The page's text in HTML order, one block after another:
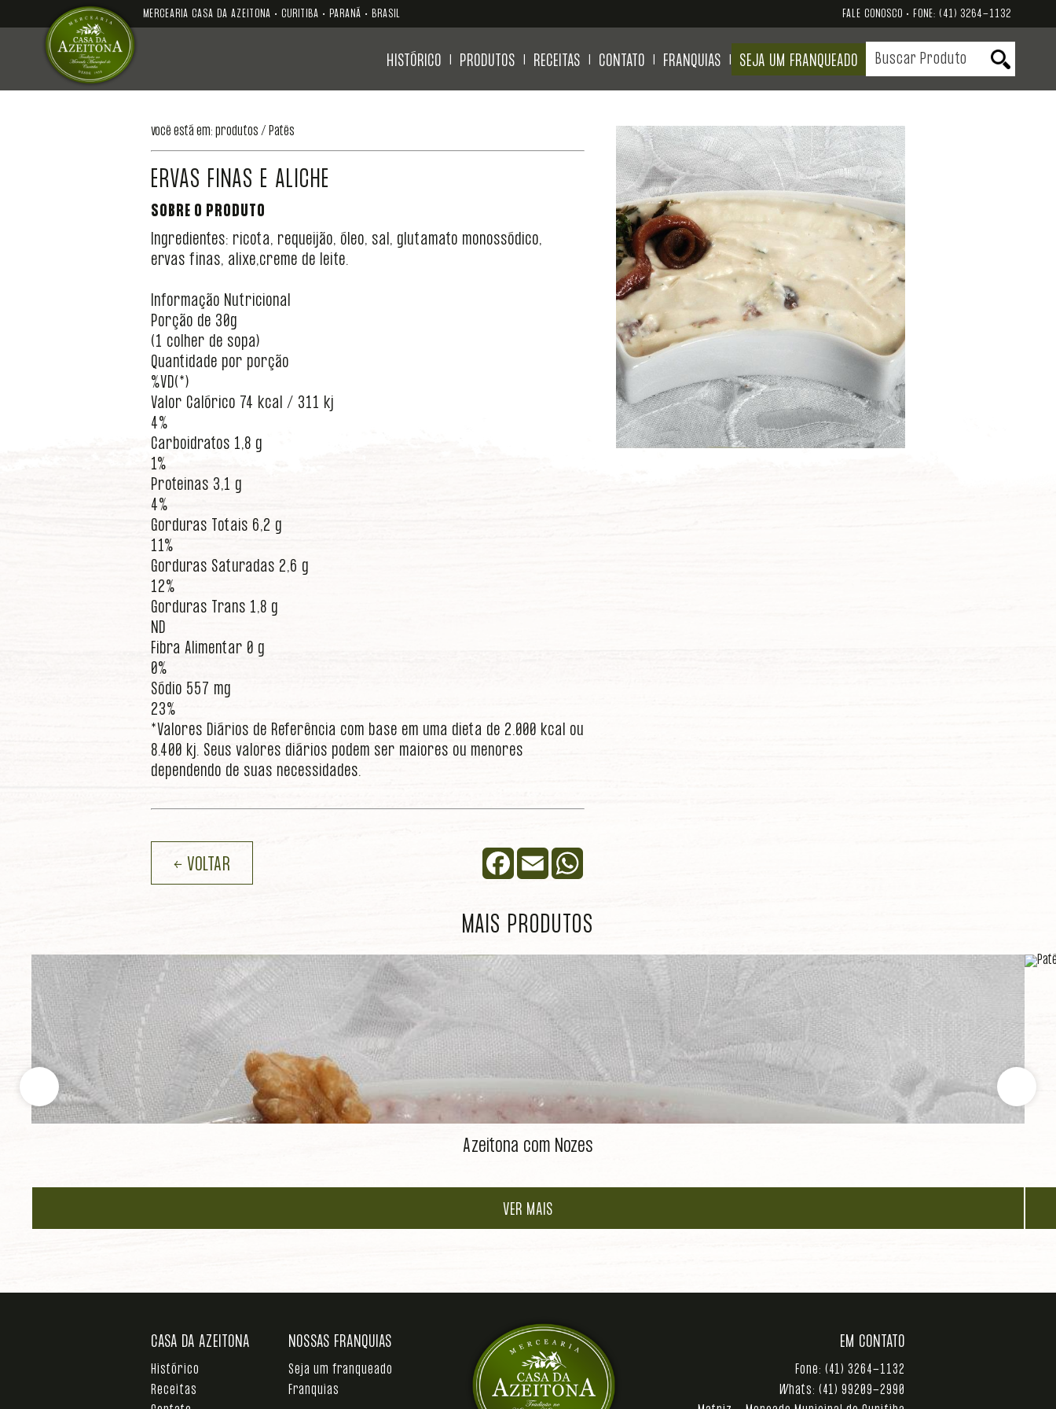
MERCEARIA CASA DA AZEITONA • CURITIBA • PARANÁ • BRASIL FALE CONOSCO • FONE: (41) 3264-1132
HISTÓRICO PRODUTOS RECEITAS CONTATO FRANQUIAS SEJA UM FRANQUEADO
você está em: produtos / Patês
ERVAS FINAS E ALICHE
SOBRE O PRODUTO
Ingredientes: ricota, requeijão, óleo, sal, glutamato monossódico,
ervas finas, alixe,creme de leite.
Informação Nutricional
Porção de 30g
(1 colher de sopa)
Quantidade por porção
%VD(*)
Valor Calórico 74 kcal / 311 kj
4%
Carboidratos 1,8 g
1%
Proteinas 3,1 g
4%
Gorduras Totais 6,2 g
11%
Gorduras Saturadas 2,6 g
12%
Gorduras Trans 1,8 g
ND
Fibra Alimentar 0 g
0%
Sódio 557 mg
23%
*Valores Diários de Referência com base em uma dieta de 2.000 kcal ou
8.400 kj. Seus valores diários podem ser maiores ou menores
dependendo de suas necessidades.
← VOLTAR
FacebookEmail
MAIS PRODUTOS
Azeitona com Nozes
VER MAIS
CASA DA AZEITONA
Histórico
Receitas
NOSSAS FRANQUIAS
Seja um franqueado
Franquias
EM CONTATO
Fone: (41) 3264-1132
Whats: (41) 99209-2990